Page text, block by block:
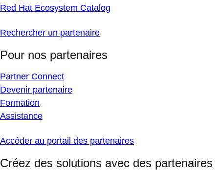
Red Hat Ecosystem Catalog
Rechercher un partenaire
Pour nos partenaires
Partner Connect
Devenir partenaire
Formation
Assistance
Accéder au portail des partenaires
Créez des solutions avec des partenaires